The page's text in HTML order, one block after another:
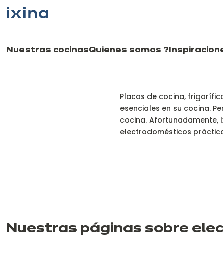
Ir a la navegación
Ir al contenido principal
Nuestras cocinasQuienes somos ?
Placas de cocina,
esenciales en su cocina.
cocina. Afortunadamente,
electrodomésticos
Nuestras páginas sobre